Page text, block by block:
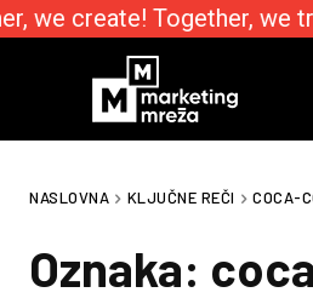
we create! Together, we
NASLOVNA KLJUČNE REČI COCA-
Oznaka: